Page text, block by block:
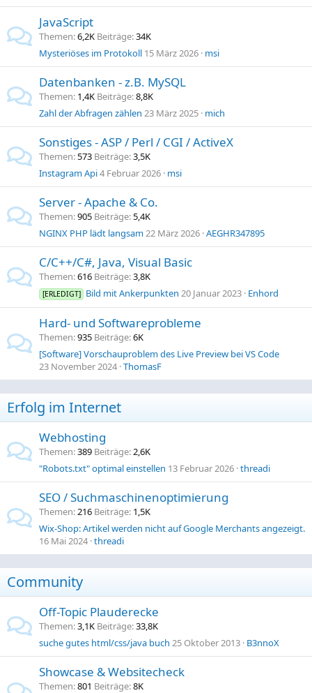
JavaScript
Themen 6,2K Beiträge 34K
Mysteriöses im Protokoll 15 März 2026 msi
Datenbanken - z.B. MySQL
Themen 1,4K Beiträge 8,8K
Zahl der Abfragen zählen 23 März 2025 mich
Sonstiges - ASP / Perl / CGI / ActiveX
Themen 573 Beiträge 3,5K
Instagram Api4 Februar 2026 msi
Server - Apache & Co.
Themen 905 Beiträge 5,4K
NGINX PHP lädt langsam22 März 2026 AEGHR347895
C/C++/C#, Java, Visual Basic
Themen 616 Beiträge 3,8K
[ERLEDIGT] Bild mit Ankerpunkten 20 Januar 2023 Enhord
Hard- und Softwareprobleme
Themen 935 Beiträge 6K
[Software] Vorschauproblem des Live Preview bei VS Code
23 November 2024 ThomasF
Erfolg im Internet
Webhosting
Themen 389 Beiträge 2,6K
"Robots.txt" optimal einstellen 13 Februar 2026 threadi
SEO / Suchmaschinenoptimierung
Themen 216 Beiträge 1,5K
Wix-Shop: Artikel werden nicht auf Google Merchants angezeigt.
16 Mai 2024 threadi
Community
Off-Topic Plauderecke
Themen 3,1K Beiträge 33,8K
suche gutes html/css/java buch 25 Oktober 2013 B3nnoX
Showcase & Websitecheck
Themen 801 Beiträge 8K